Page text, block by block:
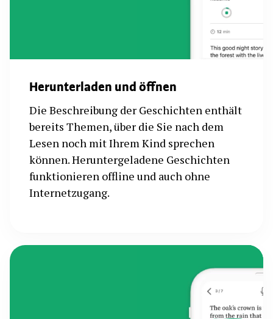
Herunterladen und öffnen
Die Beschreibung der Geschichten enthält
bereits Themen, über die Sie nach dem
Lesen noch mit Ihrem Kind sprechen
können. Heruntergeladene Geschichten
funktionieren offline und auch ohne
Internetzugang.